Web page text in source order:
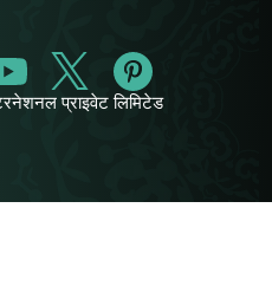
प्राइवेट लिमिटेड